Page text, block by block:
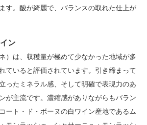
す。酸が綺麗で、バランスの取れた仕上が
ン
）は、収穫量が極めて少なかった地域が多
ていると評価されています。引き締まって
ったミネラル感、そして明確で表現力のあ
が主流です。濃縮感がありながらもバラン
ート・ド・ボーヌの白ワイン産地であるム